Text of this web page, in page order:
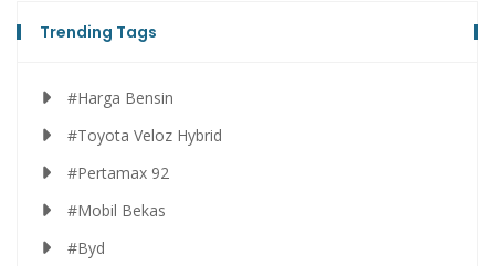
Trending Tags
#Harga Bensin
#Toyota Veloz Hybrid
#Pertamax 92
#Mobil Bekas
#Byd